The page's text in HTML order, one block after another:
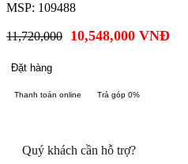
MSP: 109488
11,720,000 10,548,000 VNĐ
Đặt hàng
Thanh toán online Trả góp 0%
Quý khách cần hỗ trợ?